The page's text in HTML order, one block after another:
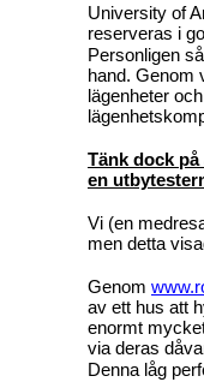
University of
reserveras i
Personligen
hand. Genom
lägenheter
Tänk dock
en
Vi (en
men detta
Genom
av ett hus att
enormt
via deras
Denna låg